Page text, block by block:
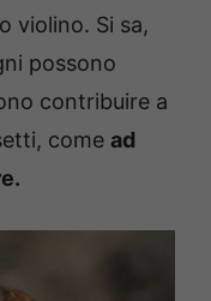
violino. Si sa,
possono
contribuire a
come ad